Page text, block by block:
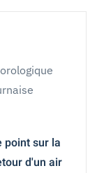
point sur la
d'un air